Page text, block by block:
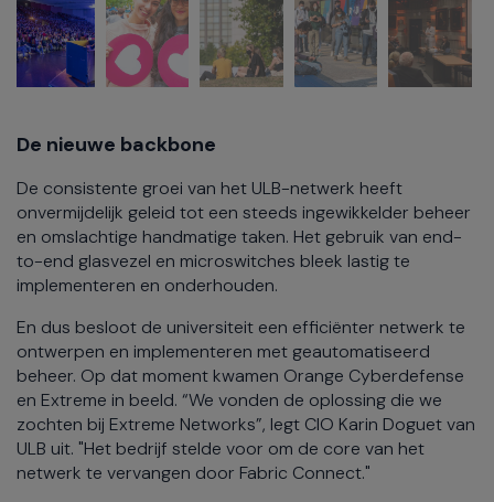
De nieuwe backbone
De consistente groei van het ULB-netwerk heeft
onvermijdelijk geleid tot een steeds ingewikkelder beheer
en omslachtige handmatige taken. Het gebruik van end-
to-end glasvezel en microswitches bleek lastig te
implementeren en onderhouden.
En dus besloot de universiteit een efficiënter netwerk te
ontwerpen en implementeren met geautomatiseerd
beheer. Op dat moment kwamen Orange Cyberdefense
en Extreme in beeld. “We vonden de oplossing die we
zochten bij Extreme Networks”, legt CIO Karin Doguet van
ULB uit. "Het bedrijf stelde voor om de core van het
netwerk te vervangen door Fabric Connect."